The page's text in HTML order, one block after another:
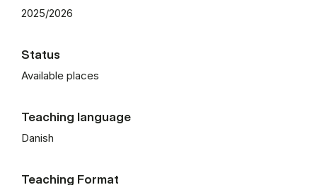
2025/2026
Status
Available places
Teaching language
Danish
Teaching Format